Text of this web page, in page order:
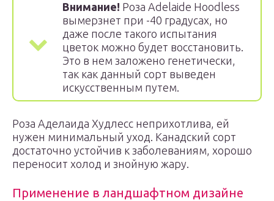
Внимание! Роза Adelaide Hoodless
вымерзнет при -40 градусах, но
даже после такого испытания
цветок можно будет восстановить.
Это в нем заложено генетически,
так как данный сорт выведен
искусственным путем.
Роза Аделаида Худлесс неприхотлива, ей
нужен минимальный уход. Канадский сорт
достаточно устойчив к заболеваниям, хорошо
переносит холод и знойную жару.
Применение в ландшафтном дизайне